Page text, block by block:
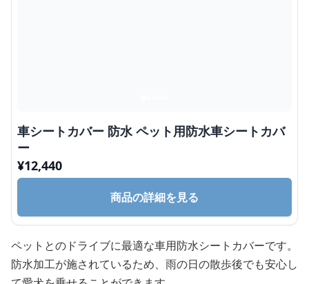
車シートカバー 防水 ペット用防水車シートカバ
ー
¥12,440
商品の詳細を見る
ペットとのドライブに最適な車用防水シートカバーです。
防水加工が施されているため、雨の日の散歩後でも安心し